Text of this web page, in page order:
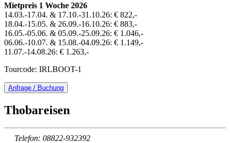
Mietpreis 1 Woche 2026
14.03.-17.04. & 17.10.-31.10.26: € 822,-
18.04.-15.05. & 26.09.-16.10.26: € 883,-
16.05.-05.06. & 05.09.-25.09.26: € 1.046,-
06.06.-10.07. & 15.08.-04.09.26: € 1.149,-
11.07.-14.08.26: € 1.263,-
Tourcode: IRLBOOT-1
Anfrage / Buchung
Thobareisen
Telefon: 08822-932392